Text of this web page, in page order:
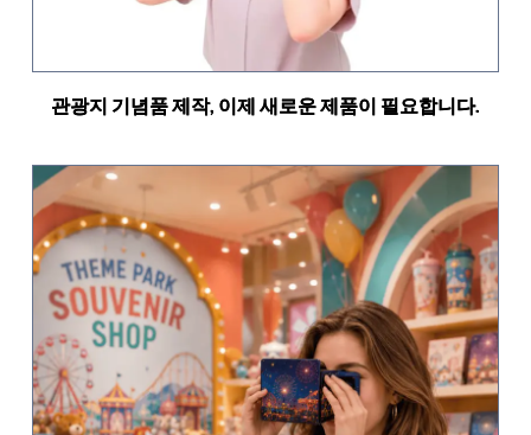
관광지 기념품 제작, 이제 새로운 제품이 필요합니다.